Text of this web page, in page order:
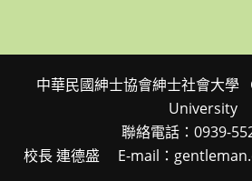
中華民國紳士協會紳士社會大
University
聯絡電話：0939-
校長 連德盛 E-mail：